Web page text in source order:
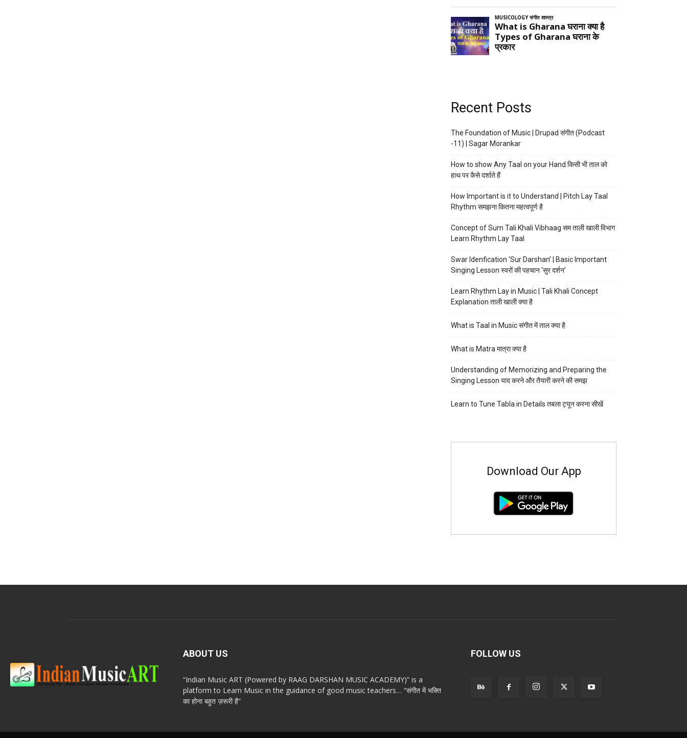
Recent Posts
The Foundation of Music | Drupad संगीत (Podcast
-11) | Sagar Morankar
How to show Any Taal on your Hand किसी भी ताल को
हाथ पर कैसे दर्शाते हैं
How Important is it to Understand | Pitch Lay Taal
Rhythm समझना कितना महत्वपूर्ण है
Concept of Sum Tali Khali Vibhaag सम ताली खाली विभाग
Learn Rhythm Lay Taal
Swar Idenfication ‘Sur Darshan’ | Basic Important
Singing Lesson स्वरों की पहचान ‘सुर दर्शन’
Learn Rhythm Lay in Music | Tali Khali Concept
Explanation ताली खाली क्या है
What is Taal in Music संगीत में ताल क्या है
What is Matra मात्रा क्या है
Understanding of Memorizing and Preparing the
Singing Lesson याद करने और तैयारी करने की समझ
Learn to Tune Tabla in Details तबला ट्यून करना सीखें
Download Our App
ABOUT US
“Indian Music ART (Powered by RAAG DARSHAN MUSIC ACADEMY)” is a
platform to Learn Music in the guidance of good music teachers… “संगीत में भक्ति
का होना बहुत ज़रूरी है”
FOLLOW US